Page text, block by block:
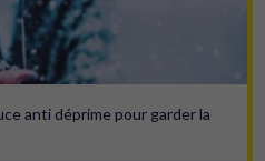
anti déprime pour garder la